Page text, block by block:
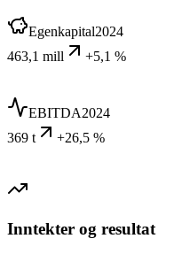
Egenkapital2024
463,1 mill
+5,1 %
EBITDA2024
369 t
+26,5 %
Inntekter og resultat